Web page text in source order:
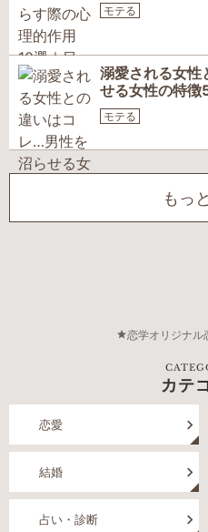
モテる
溺愛される女性
せる女性の特徴
モテる
もっ
恋学オリジナル
カテ
恋愛
結婚
占い・診断